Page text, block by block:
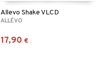
Allevo Shake VLCD
ALLÉVO
17,90 €